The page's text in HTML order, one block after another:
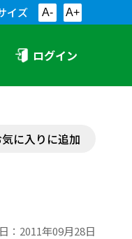
イズ A- A+
ログイン
に入りに追加
： 2011年09月28日